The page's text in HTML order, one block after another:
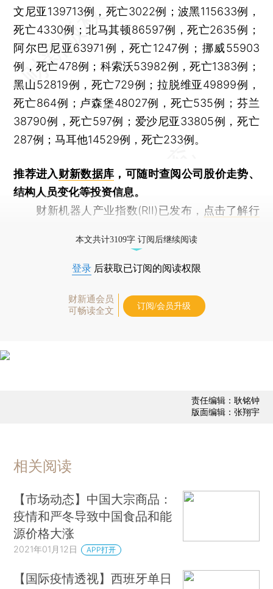
文尼亚139713例，死亡3022例；波黑115633例，
死亡4330例；北马其顿86597例，死亡2635例；
阿尔巴尼亚63971例，死亡1247例；挪威55903
例，死亡478例；科索沃53982例，死亡1383例；
黑山52819例，死亡729例；拉脱维亚49899例，
死亡864例；卢森堡48027例，死亡535例；芬兰
38790例，死亡597例；爱沙尼亚33805例，死亡
287例；马耳他14529例，死亡233例。
推荐进入财新数据库 ，可随时查阅公司股价走势、
结构人员变化等投资信息。
财新机器人产业指数(RII)已发布， 点击了解行
本文共计3109字 订阅后继续阅读
登录 后获取已订阅的阅读权限
财新通会员
可畅读全文
订阅/会员升级
责任编辑：耿铭钟
版面编辑：张翔宇
相关阅读
【市场动态】中国大宗商品：
疫情和严冬导致中国食品和能
源价格大涨
2021年01月12日 APP打开
【国际疫情透视】西班牙单日